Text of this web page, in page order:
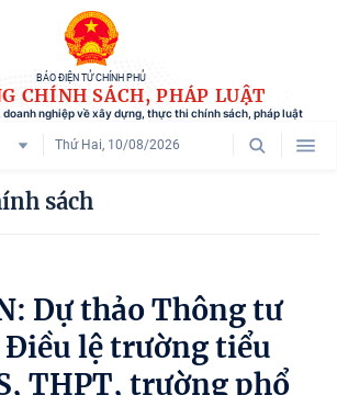
BÁO ĐIỆN TỬ CHÍNH PHỦ
CHÍNH SÁCH, PHÁP LUẬT
doanh nghiệp về xây dựng, thực thi chính sách, pháp luật
Thứ Hai, 10/08/2026
sách
sách
Dự thảo Thông tư
Điều lệ trường tiểu
THPT, trường phổ